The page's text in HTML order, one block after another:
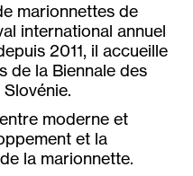
marionnettes de
international annuel
2011, il accueille
de la Biennale des
moderne et
et la
la marionnette.